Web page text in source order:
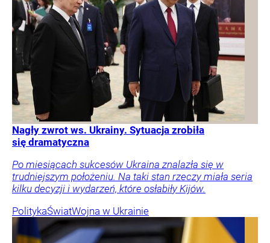
Nagły zwrot ws. Ukrainy. Sytuacja zrobiła
się dramatyczna
Po miesiącach sukcesów Ukraina znalazła się w
trudniejszym położeniu. Na taki stan rzeczy miała seria
kilku decyzji i wydarzeń, które osłabiły Kijów.
PolitykaŚwiatWojna w Ukrainie